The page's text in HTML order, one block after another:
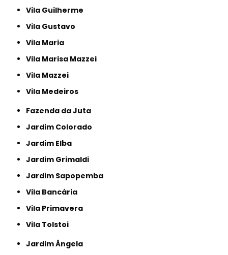
Vila Guilherme
Vila Gustavo
Vila Maria
Vila Marisa Mazzei
Vila Mazzei
Vila Medeiros
Fazenda da Juta
Jardim Colorado
Jardim Elba
Jardim Grimaldi
Jardim Sapopemba
Vila Bancária
Vila Primavera
Vila Tolstoi
Jardim Ângela